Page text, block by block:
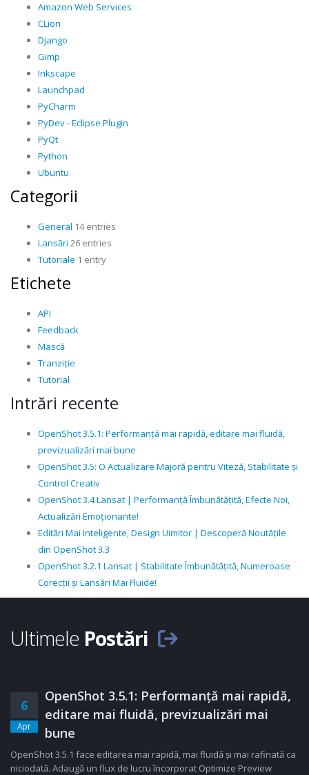
Amazon Web Services
CLion
Django
Gimp
Inkscape
Launchpad
PyCharm
PyDev - Eclipse Plugin
PyQt
Python
Ubuntu
Categorii
General 14 entries
Lansări 26 entries
Tutoriale 1 entry
Etichete
API
Feedback
Mască
Tranziție
Tutorial
Intrări recente
OpenShot 3.5.1: Performanță mai rapidă, editare mai fluidă,
previzualizări mai bune
OpenShot 3.5: O Actualizare Majoră pentru Viteză, Stabilitate și
Control Creativ
OpenShot 3.4 Lansat | Performanță Îmbunătățită, Efecte Noi,
Actualizări Emoționante!
Editări Mai Inteligente, Design Uimitor | Descoperă Noutățile
din OpenShot 3.3
OpenShot 3.2.1 Lansat | Stabilitate Îmbunătățită, Numeroase
Corecții și Lansări Mai Fluide!
Ultimele Postări
6
Apr
OpenShot 3.5.1: Performanță mai rapidă,
editare mai fluidă, previzualizări mai
bune
OpenShot 3.5.1 face editarea mai rapidă, mai fluidă și mai rafinată ca
niciodată. Adaugă un flux de lucru încorporat Optimize Preview